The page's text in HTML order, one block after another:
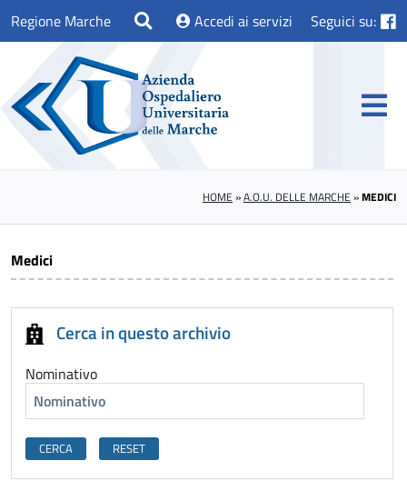
Regione Marche Accedi ai servizi Seguici su:
HOME »A.O.U. DELLE MARCHE »MEDICI
Medici
Cerca in questo archivio
Nominativo